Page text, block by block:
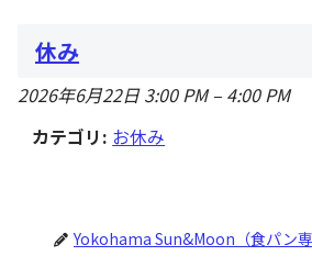
休み
2026年6月22日 3:00 PM– 4:00 PM
カテゴリ: お休み
Yokohama Sun&Moon（食パン専